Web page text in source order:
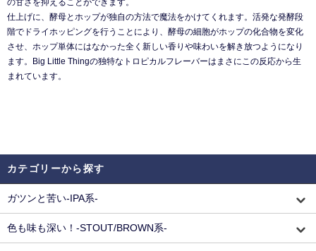
の甘さを抑えることができます。
仕上げに、酵母とホップが独自の方法で魔法をかけてくれます。活発な発酵段
階でドライホッピングを行うことにより、酵母の細胞がホップの化合物を変化
させ、ホップ単体にはなかった全く新しい香りや味わいを解き放つようになり
ます。Big Little Thingの独特なトロピカルフレーバーはまさにこの反応から生
まれています。
カテゴリーから探す
ガツンと苦い-IPA系-
色も味も深い！-STOUT/BROWN系-